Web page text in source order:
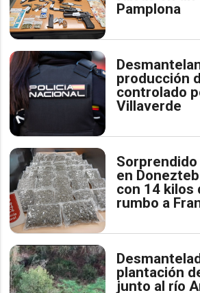
Pamplona
producción
controlado
Villaverde
en
con 14 kilos
rumbo a
plantación
junto al río